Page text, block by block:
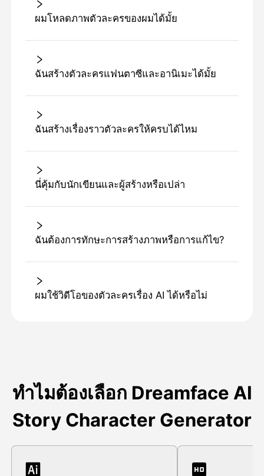
ผมโหลดภาพตัวละครของผมได้มั้ย
ฉันสร้างตัวละครแฟนตาซีและอานิเมะได้มั้ย
ฉันสร้างเรื่องราวตัวละครให้ครบได้ไหม
นี่คุ้มกับนักเขียนและผู้สร้างหรือเปล่า
ฉันต้องการทักษะการสร้างภาพหรือการแก้ไข?
ผมใช้วิดีโอของตัวละครเรื่อง AI ได้หรือไม่
ทําไมต้องเลือก Dreamface AI
Story Character Generator